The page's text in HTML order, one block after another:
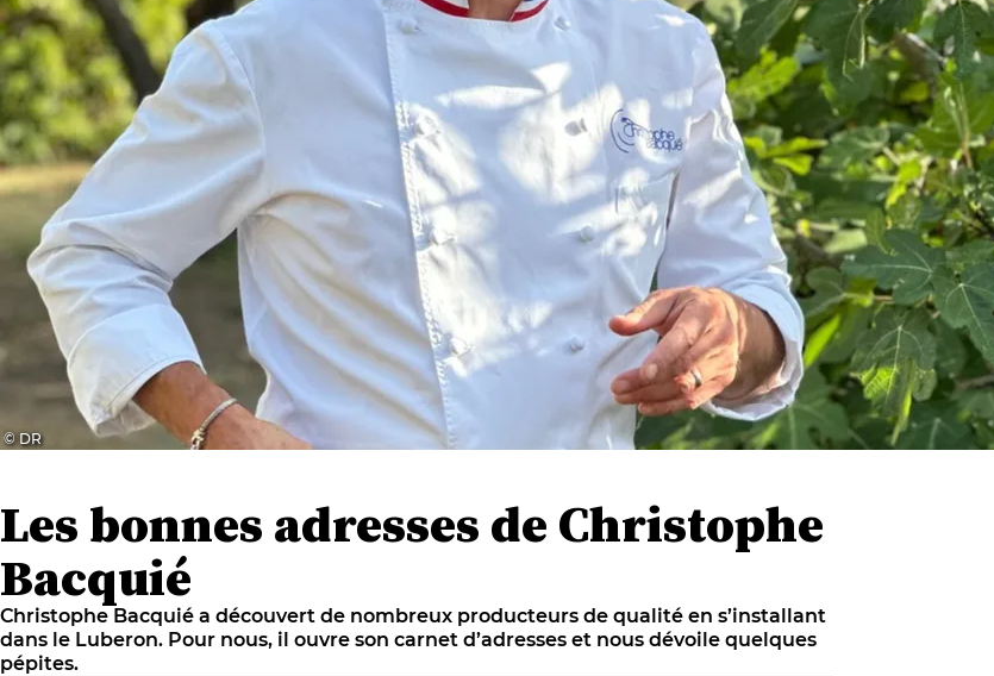
© DR
Les bonnes adresses de Christophe
Bacquié
Christophe Bacquié a découvert de nombreux producteurs de qualité en s’installant
dans le Luberon. Pour nous, il ouvre son carnet d’adresses et nous dévoile quelques
pépites.